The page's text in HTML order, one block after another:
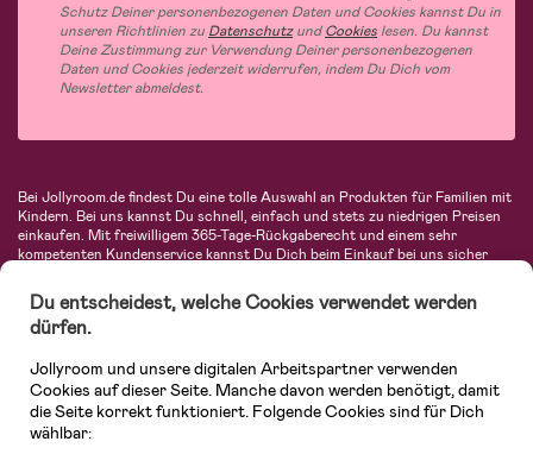
Schutz Deiner personenbezogenen Daten und Cookies kannst Du in
unseren Richtlinien zu DatenschutzundCookies lesen. Du kannst
Deine Zustimmung zur Verwendung Deiner personenbezogenen
Daten und Cookies jederzeit widerrufen, indem Du Dich vom
Newsletter abmeldest.
Bei Jollyroom.de findest Du eine tolle Auswahl an Produkten für Familien mit
Kindern. Bei uns kannst Du schnell, einfach und stets zu niedrigen Preisen
einkaufen. Mit freiwilligem 365-Tage-Rückgaberecht und einem sehr
kompetenten Kundenservice kannst Du Dich beim Einkauf bei uns sicher
Autositze, Kinder- und Babymode, Produkte für Mütter und eine Menge
fantastischer Einrichtungsgegenstände, Spielsachen, Babyprodukte und
vieles mehr. Wir haben Produkte von bekannten Herstellern wie Britax, Maxi-
Avent, Jack Wolfskin, Cybex, LEGO und vielen mehr. Schau Dich um in
unserer vielfältigen Online-Boutique für Kinder & Babys. Willkommen!
Du entscheidest, welche Cookies verwendet werden
dürfen.
Jollyroom und unsere digitalen Arbeitspartner verwenden
Cookies auf dieser Seite. Manche davon werden benötigt, damit
die Seite korrekt funktioniert. Folgende Cookies sind für Dich
wählbar: